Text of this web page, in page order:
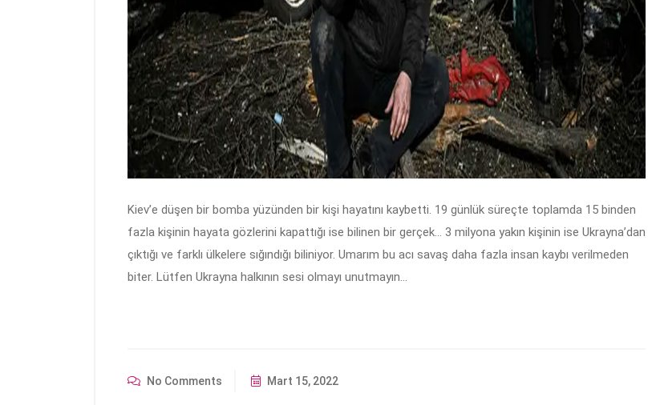
Kiev’e düşen bir bomba yüzünden bir kişi hayatını kaybetti. 19 günlük süreçte toplamda 15 binden
fazla kişinin hayata gözlerini kapattığı ise bilinen bir gerçek… 3 milyona yakın kişinin ise Ukrayna’dan
çıktığı ve farklı ülkelere sığındığı biliniyor. Umarım bu acı savaş daha fazla insan kaybı verilmeden
biter. Lütfen Ukrayna halkının sesi olmayı unutmayın…
No Comments Mart 15, 2022